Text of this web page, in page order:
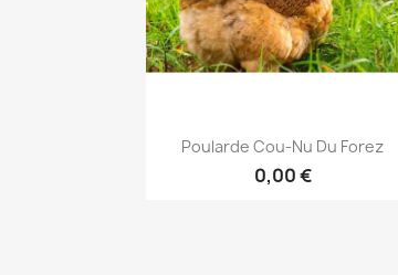
Aperçu rapide
Poularde Cou-Nu Du Forez
0,00 €